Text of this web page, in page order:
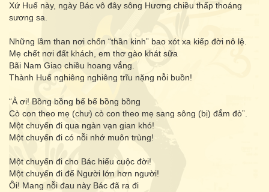
Xứ Huế này, ngày Bác vô đây sông Hương chiều thấp thoáng
sương sa.
Những lầm than nơi chốn “thần kinh” bao xót xa kiếp đời nô lệ.
Mẹ chết nơi đất khách, em thơ gào khát sữa
Bãi Nam Giao chiều hoang vắng.
Thành Huế nghiêng nghiêng trĩu nặng nỗi buồn!
“À ơi! Bồng bồng bế bế bồng bồng
Cò con theo mẹ (chư) cò con theo mẹ sang sông (bị) đắm đò”.
Một chuyến đi qua ngàn vạn gian khó!
Một chuyến đi có nỗi nhớ muôn trùng!
Một chuyến đi cho Bác hiểu cuộc đời!
Một chuyến đi để Người lớn hơn người!
Ôi! Mang nỗi đau này Bác đã ra đi